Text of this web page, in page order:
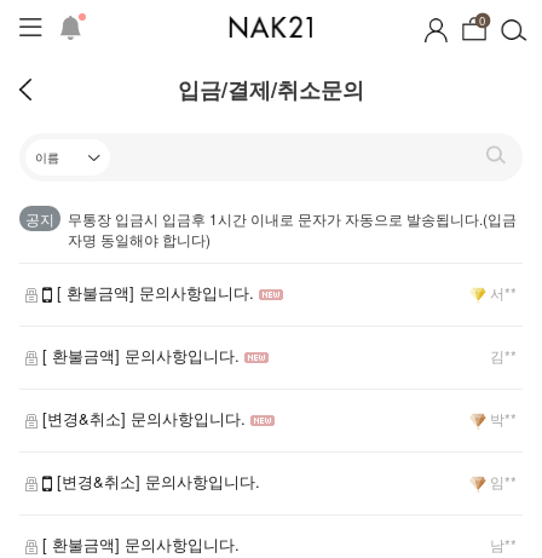
0
입금/결제/취소문의
공지
무통장 입금시 입금후 1시간 이내로 문자가 자동으로 발송됩니다.(입금
자명 동일해야 합니다)
[ 환불금액] 문의사항입니다. 서**
[ 환불금액] 문의사항입니다. 김**
[변경&취소] 문의사항입니다. 박**
[변경&취소] 문의사항입니다. 임**
[ 환불금액] 문의사항입니다. 남**